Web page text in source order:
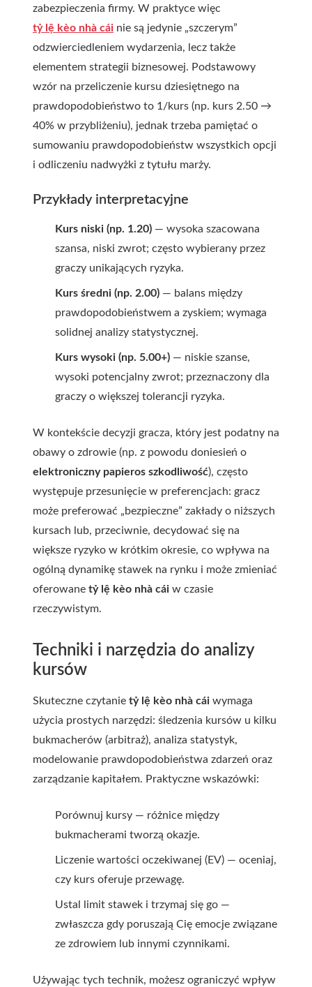
zabezpieczenia firmy. W praktyce więc
tỷ lệ kèo nhà cái nie są jedynie „szczerym”
odzwierciedleniem wydarzenia, lecz także
elementem strategii biznesowej. Podstawowy
wzór na przeliczenie kursu dziesiętnego na
prawdopodobieństwo to 1/kurs (np. kurs 2.50 →
40% w przybliżeniu), jednak trzeba pamiętać o
sumowaniu prawdopodobieństw wszystkich opcji
i odliczeniu nadwyżki z tytułu marży.
Przykłady interpretacyjne
Kurs niski (np. 1.20) — wysoka szacowana
szansa, niski zwrot; często wybierany przez
graczy unikających ryzyka.
Kurs średni (np. 2.00) — balans między
prawdopodobieństwem a zyskiem; wymaga
solidnej analizy statystycznej.
Kurs wysoki (np. 5.00+) — niskie szanse,
wysoki potencjalny zwrot; przeznaczony dla
graczy o większej tolerancji ryzyka.
W kontekście decyzji gracza, który jest podatny na
obawy o zdrowie (np. z powodu doniesień o
elektroniczny papieros szkodliwość), często
występuje przesunięcie w preferencjach: gracz
może preferować „bezpieczne” zakłady o niższych
kursach lub, przeciwnie, decydować się na
większe ryzyko w krótkim okresie, co wpływa na
ogólną dynamikę stawek na rynku i może zmieniać
oferowane tỷ lệ kèo nhà cái w czasie
rzeczywistym.
Techniki i narzędzia do analizy
kursów
Skuteczne czytanie tỷ lệ kèo nhà cái wymaga
użycia prostych narzędzi: śledzenia kursów u kilku
bukmacherów (arbitraż), analiza statystyk,
modelowanie prawdopodobieństwa zdarzeń oraz
zarządzanie kapitałem. Praktyczne wskazówki:
Porównuj kursy — różnice między
bukmacherami tworzą okazje.
Liczenie wartości oczekiwanej (EV) — oceniaj,
czy kurs oferuje przewagę.
Ustal limit stawek i trzymaj się go —
zwłaszcza gdy poruszają Cię emocje związane
ze zdrowiem lub innymi czynnikami.
Używając tych technik, możesz ograniczyć wpływ